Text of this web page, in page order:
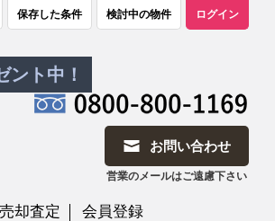
保存した条件 検討中の物件 ログイン
ト中！
お問い合わせ
営業のメールはご遠慮下さい
売却査定 会員登録